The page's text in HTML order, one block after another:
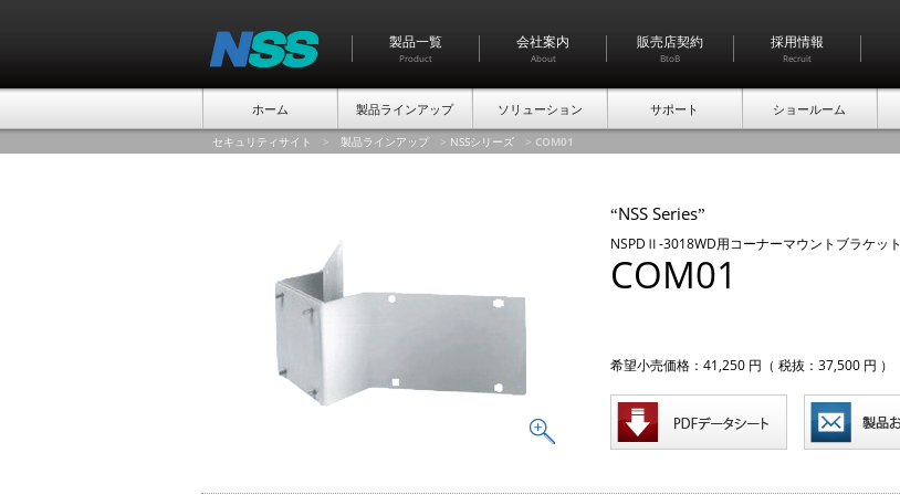
製品一覧
Product
会社案内
About
販売店契約
BtoB
採用情報
Recruit
ホーム 製品ラインアップ ソリューション サポート ショールーム
セキュリティサイト > 製品ラインアップ > NSSシリーズ > COM01
“NSS Series”
NSPDⅡ-3018WD用コーナーマウントブラケット
COM01
希望小売価格：41,250 円（ 税抜：37,500 円 ）